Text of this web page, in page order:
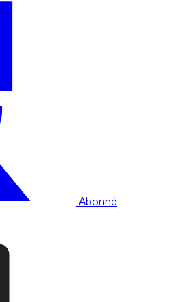
Abonné